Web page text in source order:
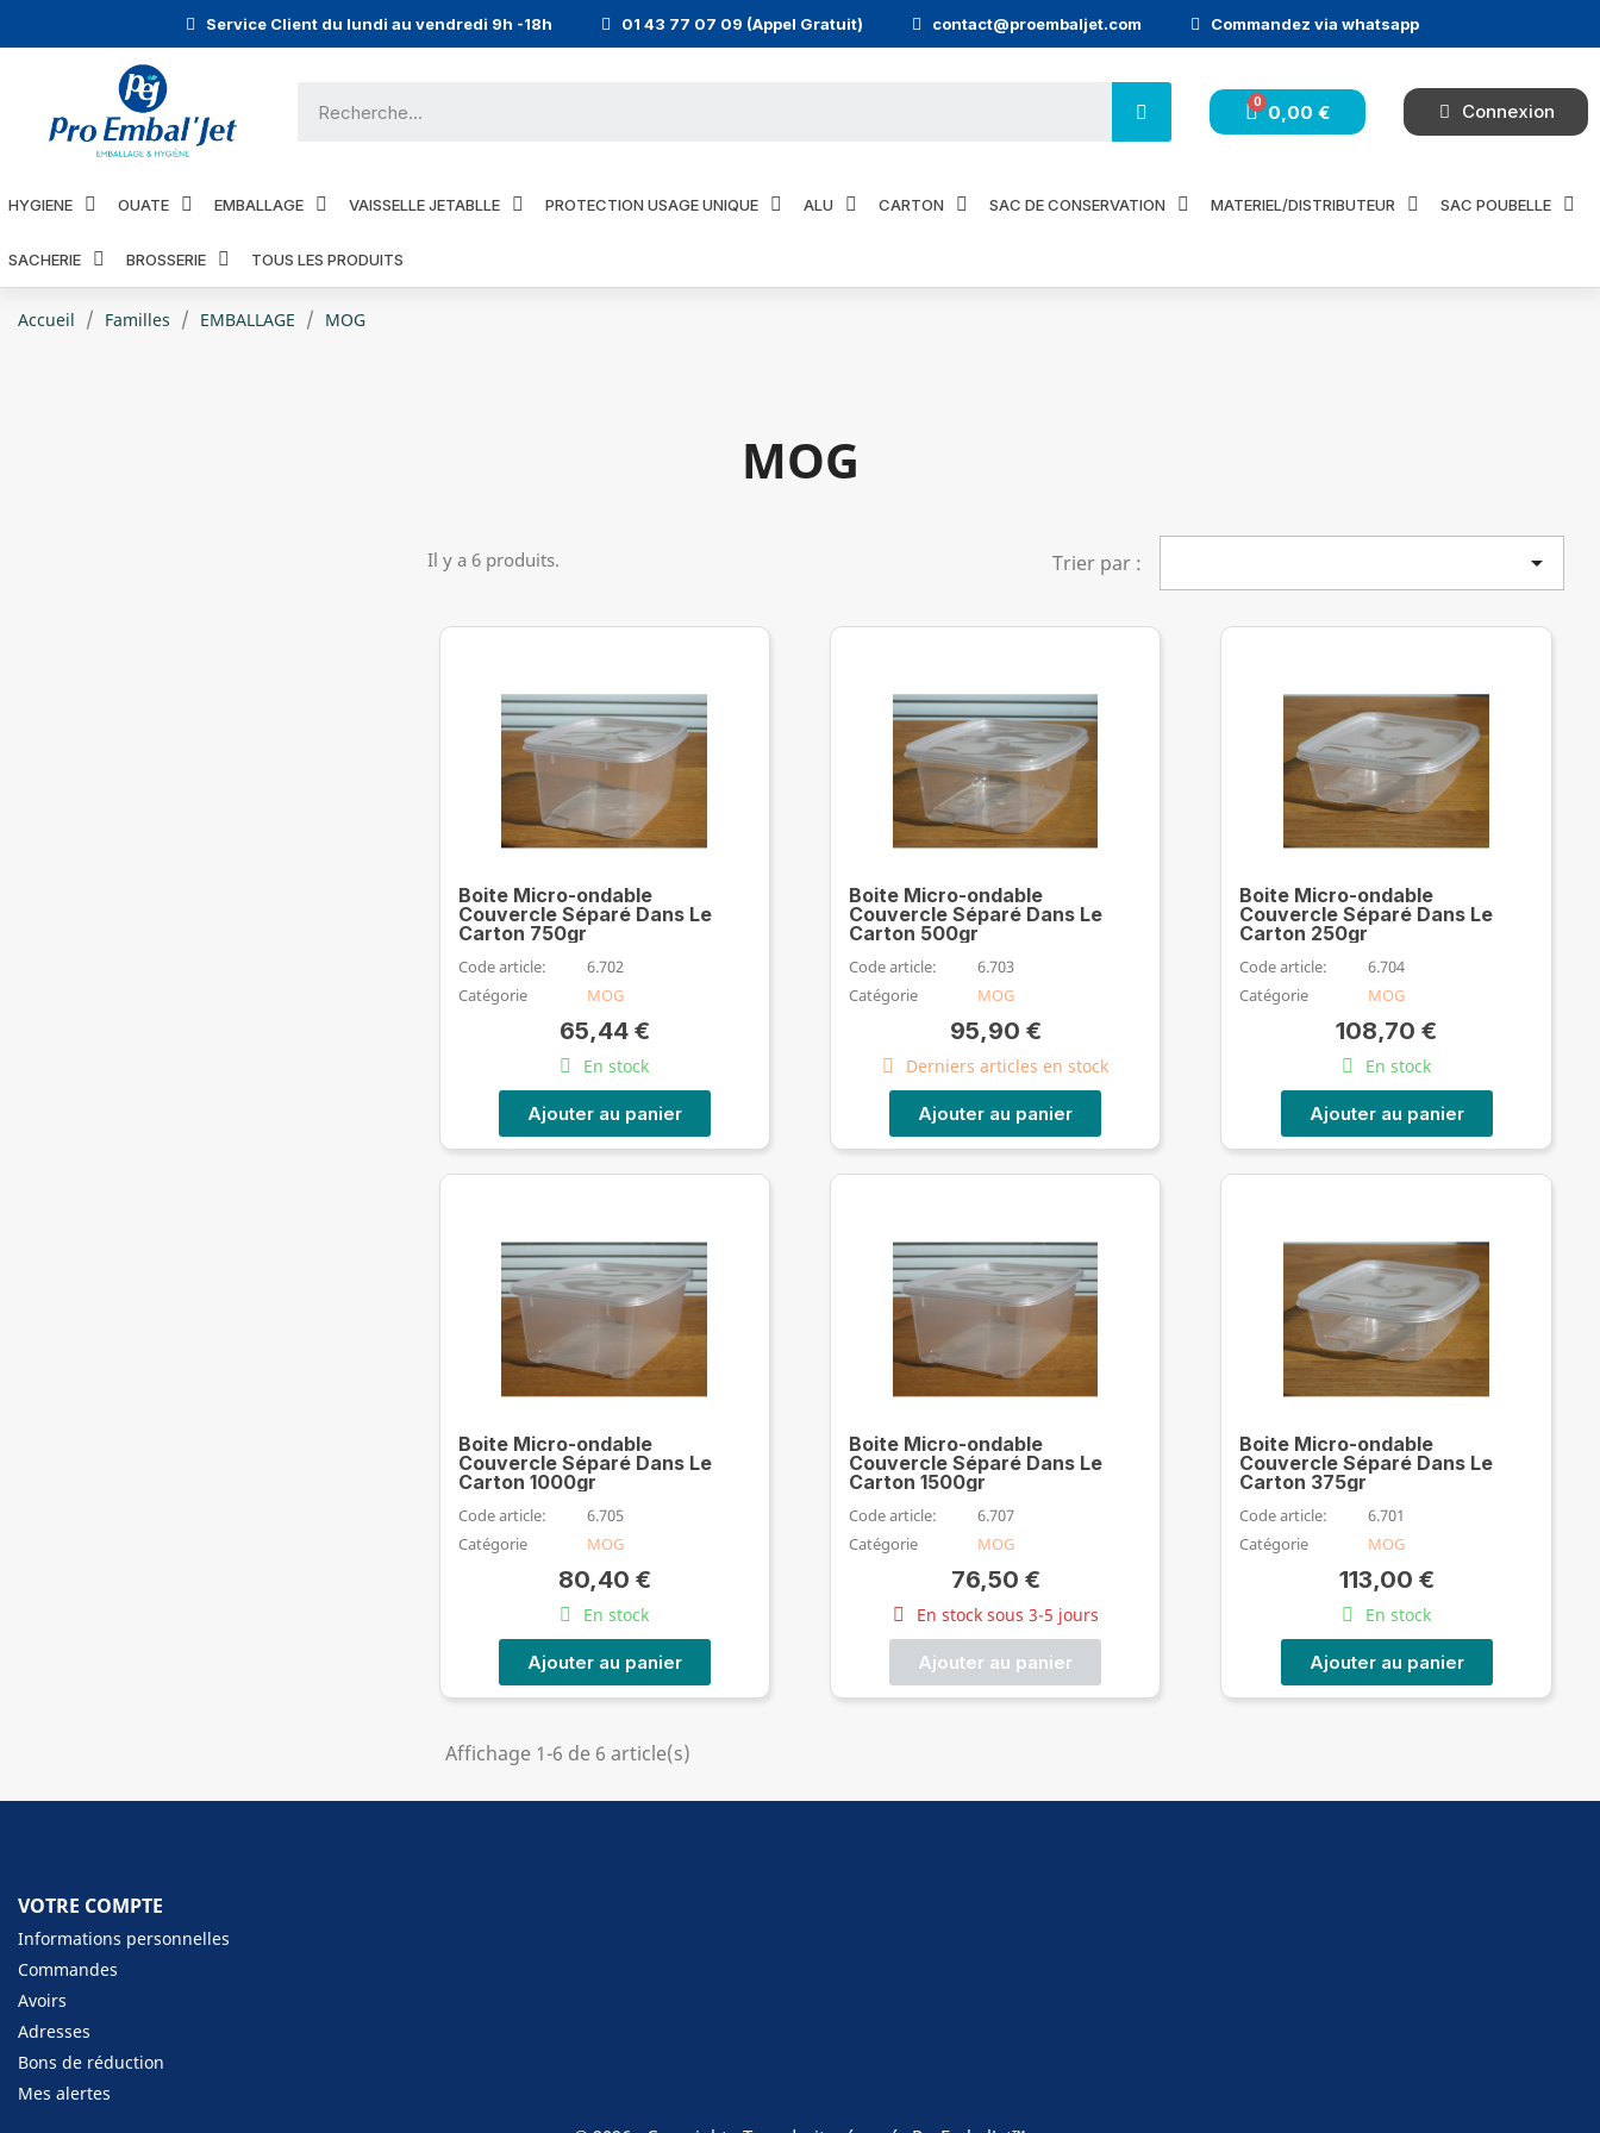
Service Client du lundi au vendredi 9h -18h 01 43 77 07 09 (Appel Gratuit) contact@proembaljet.com Commandez via whatsapp
0,00 € Connexion
HYGIENE OUATE EMBALLAGE VAISSELLE JETABLLE PROTECTION USAGE UNIQUE ALU CARTON SAC DE CONSERVATION MATERIEL/DISTRIBUTEUR SAC POUBELLE
SACHERIE BROSSERIE TOUS LES PRODUITS
Accueil Familles EMBALLAGE MOG
MOG
Il y a 6 produits. Trier par : 
Boite Micro-ondable
Couvercle Séparé Dans Le
Carton 750gr
Code article:
6.702
Catégorie
MOG
65,44 €
En stock
Ajouter au panier
Boite Micro-ondable
Couvercle Séparé Dans Le
Carton 500gr
Code article:
6.703
Catégorie
MOG
95,90 €
Derniers articles en stock
Ajouter au panier
Boite Micro-ondable
Couvercle Séparé Dans Le
Carton 250gr
Code article:
6.704
Catégorie
MOG
108,70 €
En stock
Ajouter au panier
Boite Micro-ondable
Couvercle Séparé Dans Le
Carton 1000gr
Code article:
6.705
Catégorie
MOG
80,40 €
En stock
Ajouter au panier
Boite Micro-ondable
Couvercle Séparé Dans Le
Carton 1500gr
Code article:
6.707
Catégorie
MOG
76,50 €
En stock sous 3-5 jours
Ajouter au panier
Boite Micro-ondable
Couvercle Séparé Dans Le
Carton 375gr
Code article:
6.701
Catégorie
MOG
113,00 €
En stock
Ajouter au panier
Affichage 1-6 de 6 article(s)
VOTRE COMPTE
Informations personnelles
Commandes
Avoirs
Adresses
Bons de réduction
Mes alertes